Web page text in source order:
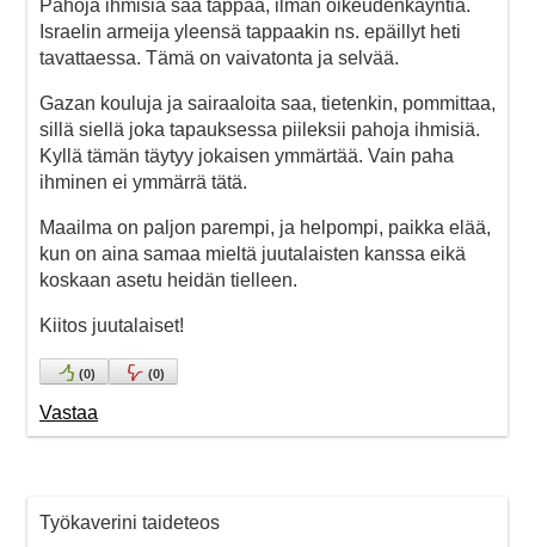
Pahoja ihmisiä saa tappaa, ilman oikeudenkäyntiä.
Israelin armeija yleensä tappaakin ns. epäillyt heti
tavattaessa. Tämä on vaivatonta ja selvää.
Gazan kouluja ja sairaaloita saa, tietenkin, pommittaa,
sillä siellä joka tapauksessa piileksii pahoja ihmisiä.
Kyllä tämän täytyy jokaisen ymmärtää. Vain paha
ihminen ei ymmärrä tätä.
Maailma on paljon parempi, ja helpompi, paikka elää,
kun on aina samaa mieltä juutalaisten kanssa eikä
koskaan asetu heidän tielleen.
Kiitos juutalaiset!
(0) (0)
Vastaa
Työkaverini taideteos